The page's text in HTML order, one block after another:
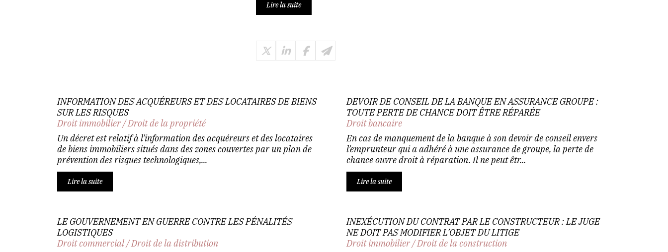
Lire la suite
INFORMATION DES ACQUÉREURS ET DES LOCATAIRES DE BIENS
SUR LES RISQUES
Droit immobilier/Droit de la propriété
Un décret est relatif à l’information des acquéreurs et des locataires
de biens immobiliers situés dans des zones couvertes par un plan de
prévention des risques technologiques,...
Lire la suite
DEVOIR DE CONSEIL DE LA BANQUE EN ASSURANCE GROUPE :
TOUTE PERTE DE CHANCE DOIT ÊTRE RÉPARÉE
Droit bancaire
En cas de manquement de la banque à son devoir de conseil envers
l’emprunteur qui a adhéré à une assurance de groupe, la perte de
chance ouvre droit à réparation. Il ne peut êtr...
Lire la suite
LE GOUVERNEMENT EN GUERRE CONTRE LES PÉNALITÉS
LOGISTIQUES
Droit commercial/Droit de la distribution
INEXÉCUTION DU CONTRAT PAR LE CONSTRUCTEUR : LE JUGE
NE DOIT PAS MODIFIER L’OBJET DU LITIGE
Droit immobilier/Droit de la construction